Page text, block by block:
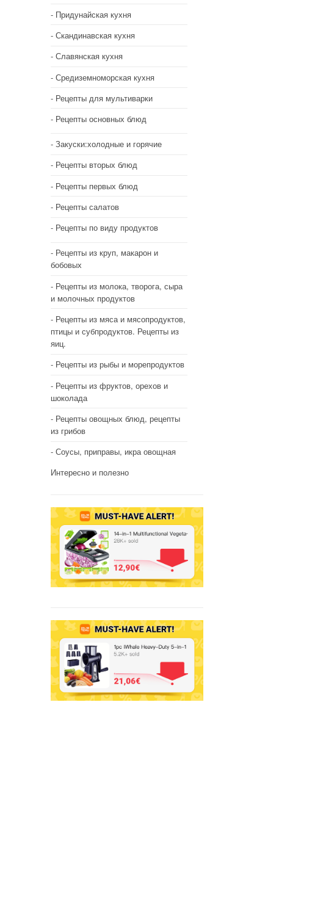
Придунайская кухня
Скандинавская кухня
Славянская кухня
Средиземноморская кухня
Рецепты для мультиварки
Рецепты основных блюд
Закуски:холодные и горячие
Рецепты вторых блюд
Рецепты первых блюд
Рецепты салатов
Рецепты по виду продуктов
Рецепты из круп, макарон и
бобовых
Рецепты из молока, творога, сыра
и молочных продуктов
Рецепты из мяса и мясопродуктов,
птицы и субпродуктов. Рецепты из
яиц.
Рецепты из рыбы и морепродуктов
Рецепты из фруктов, орехов и
шоколада
Рецепты овощных блюд, рецепты
из грибов
Соусы, приправы, икра овощная
Интересно и полезно